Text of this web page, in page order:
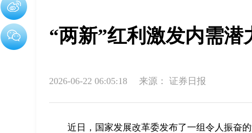
“两新”红利激发内需潜
2026-06-22 06:05:18 来源： 证券日报
近日，国家发展改革委发布了一组令人振奋